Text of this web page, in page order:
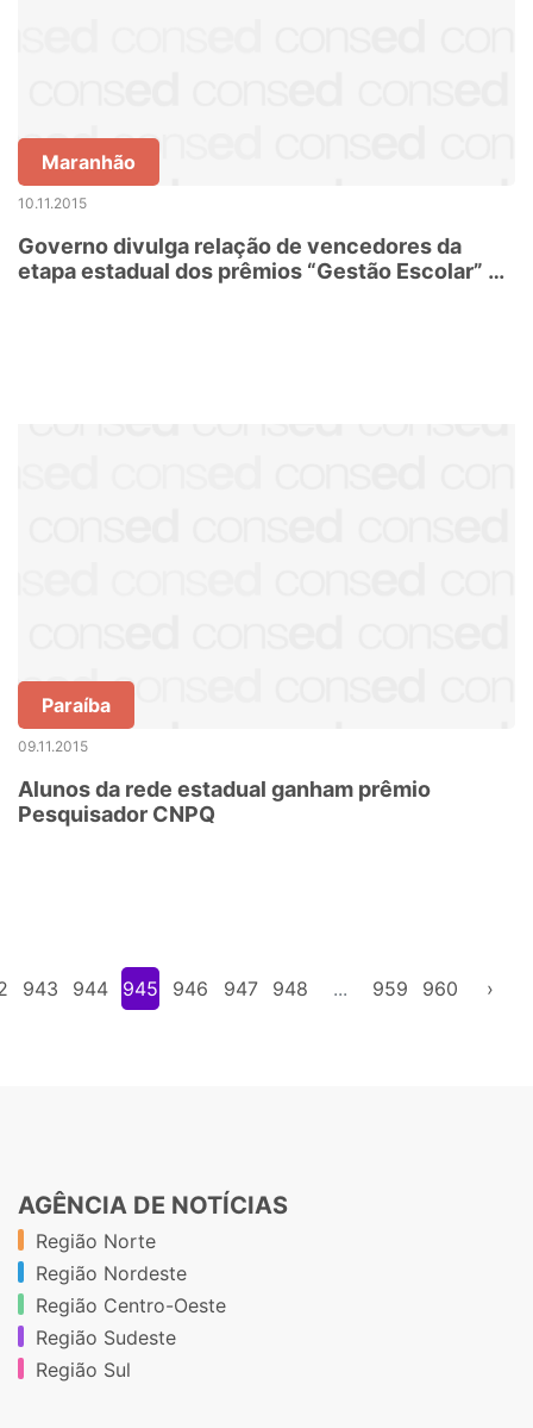
Maranhão
10.11.2015
Governo divulga relação de vencedores da
etapa estadual dos prêmios “Gestão Escolar” e
Paraíba
09.11.2015
Alunos da rede estadual ganham prêmio
Pesquisador CNPQ
943 944 945 946 947 948 ... 959 960 ›
AGÊNCIA DE NOTÍCIAS
Região Norte
Região Nordeste
Região Centro-Oeste
Região Sudeste
Região Sul